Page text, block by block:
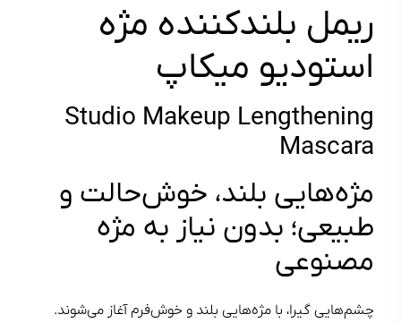
ریمل بلندکننده مژه
استودیو میکاپ
Studio Makeup Lengthening
Mascara
مژه‌هایی بلند، خوش‌حالت و
طبیعی؛ بدون نیاز به مژه
مصنوعی
چشم‌هایی گیرا، با مژه‌هایی بلند و خوش‌فرم آغاز می‌شوند.